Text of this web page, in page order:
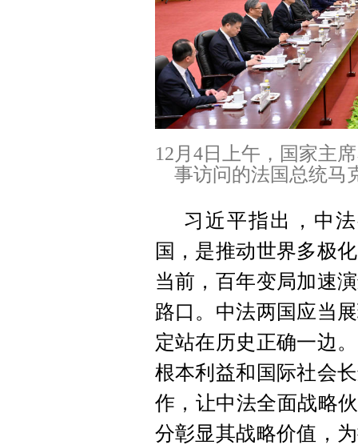
12月4日上午，国家主
事访问的法国总统马
习近平指出，中
国，是推动世界多极
当前，百年变局加速
路口。中法两国应当
定站在历史正确一边
根本利益和国际社会
作，让中法全面战略
分彰显其战略价值，